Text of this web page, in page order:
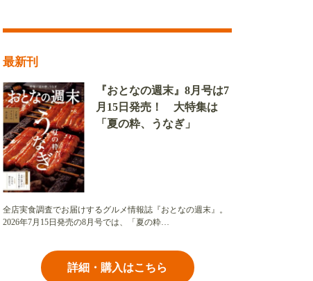
最新刊
『おとなの週末』8月号は7
月15日発売！ 大特集は
「夏の粋、うなぎ」
全店実食調査でお届けするグルメ情報誌『おとなの週末』。
2026年7月15日発売の8月号では、「夏の粋…
詳細・購入はこちら